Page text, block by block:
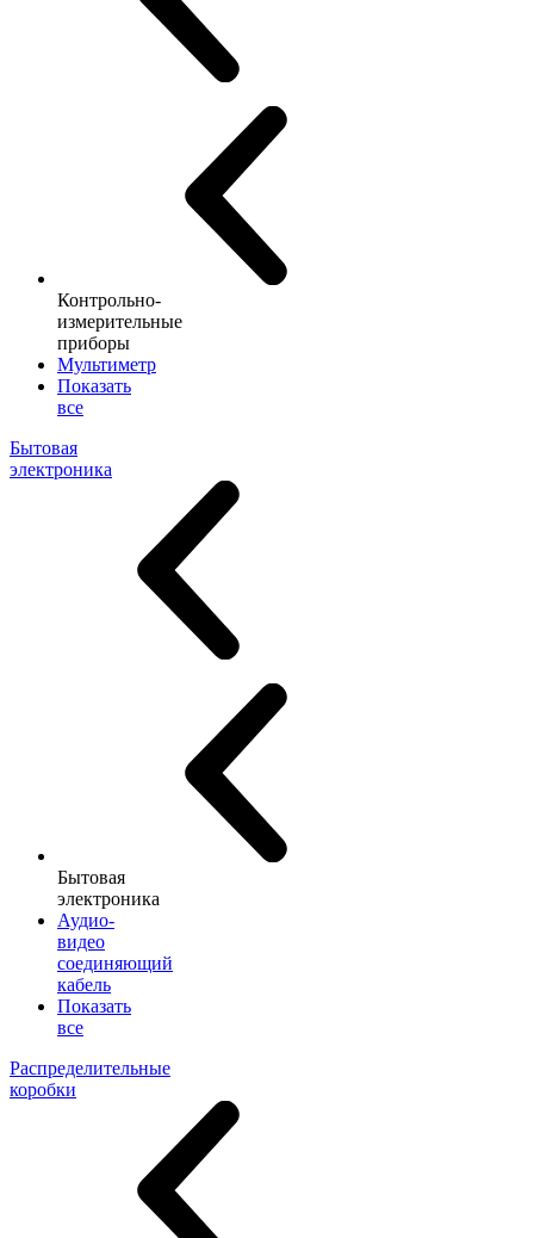
Контрольно-
измерительные
приборы
Мультиметр
Показать
все
Бытовая
электроника
Бытовая
электроника
Аудио-
видео
соединяющий
кабель
Показать
все
Распределительные
коробки